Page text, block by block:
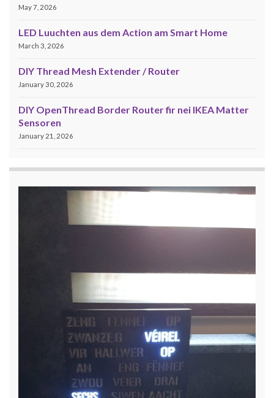
May 7, 2026
LED Luuchten aus dem Action am Smart Home
March 3, 2026
DIY Thread Mesh Extender / Router
January 30, 2026
DIY OpenThread Border Router fir nei IKEA Matter
Sensoren
January 21, 2026